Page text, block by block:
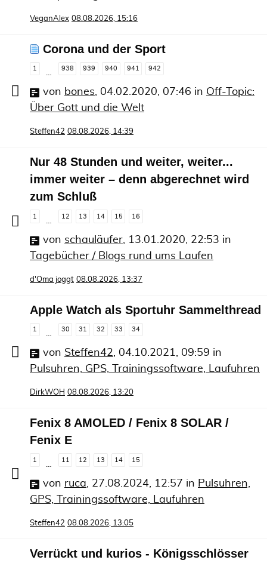
VeganAlex 08.08.2026, 15:16
Corona und der Sport
1
…
938 939 940 941 942
von bones, 04.02.2020, 07:46 in Off-Topic:
Über Gott und die Welt
Steffen42 08.08.2026, 14:39
Nur 48 Stunden und weiter, weiter...
immer weiter – denn abgerechnet wird
zum Schluß
1 12 13 14 15 16
von schauläufer 13.01.2020, 22:53 in
Tagebücher / Blogs rund ums Laufen
d'Oma joggt 08.08.2026, 13:37
Apple Watch als Sportuhr Sammelthread
1
…
30 31 32 33 34
von Steffen42, 04.10.2021, 09:59 in
Pulsuhren, GPS, Trainingssoftware, Laufuhren
DirkWOH 08.08.2026, 13:20
Fenix 8 AMOLED / Fenix 8 SOLAR /
Fenix E
1 11 12 13 14 15
von ruca 27.08.2024, 12:57 in Pulsuhren,
GPS, Trainingssoftware, Laufuhren
Steffen42 08.08.2026, 13:05
Verrückt und kurios - Königsschlösser